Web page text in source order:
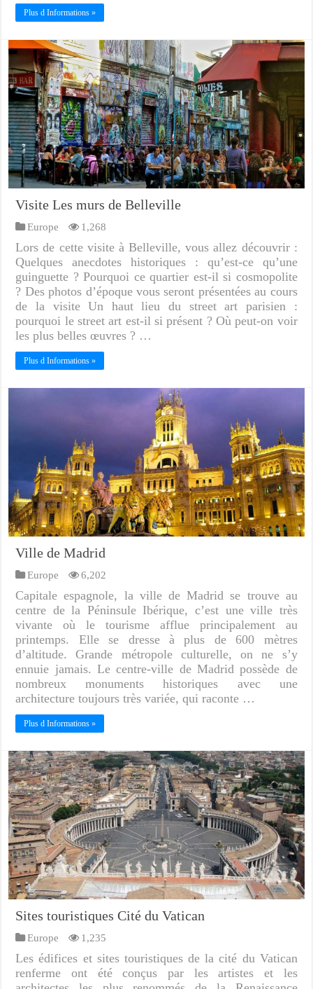
Plus d Informations »
Visite Les murs de Belleville
Europe 1,268
Lors de cette visite à Belleville, vous allez découvrir :
Quelques anecdotes historiques : qu’est-ce qu’une
guinguette ? Pourquoi ce quartier est-il si cosmopolite
? Des photos d’époque vous seront présentées au cours
de la visite Un haut lieu du street art parisien :
pourquoi le street art est-il si présent ? Où peut-on voir
les plus belles œuvres ? …
Plus d Informations »
Ville de Madrid
Europe 6,202
Capitale espagnole, la ville de Madrid se trouve au
centre de la Péninsule Ibérique, c’est une ville très
vivante où le tourisme afflue principalement au
printemps. Elle se dresse à plus de 600 mètres
d’altitude. Grande métropole culturelle, on ne s’y
ennuie jamais. Le centre-ville de Madrid possède de
nombreux monuments historiques avec une
architecture toujours très variée, qui raconte …
Plus d Informations »
Sites touristiques Cité du Vatican
Europe 1,235
Les édifices et sites touristiques de la cité du Vatican
renferme ont été conçus par les artistes et les